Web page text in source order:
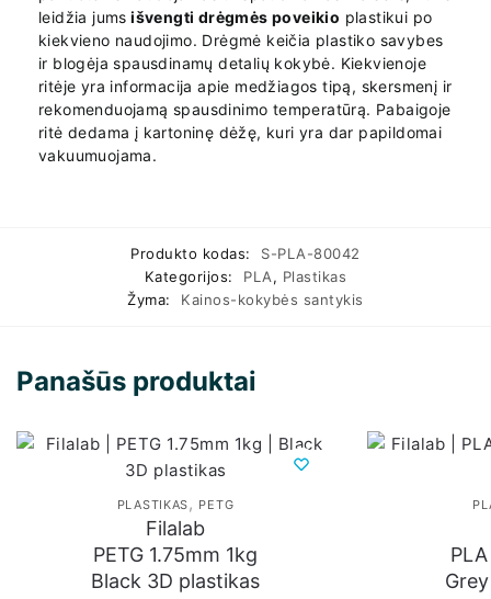
leidžia jums išvengti drėgmės poveikio plastikui po
kiekvieno naudojimo. Drėgmė keičia plastiko savybes
ir blogėja spausdinamų detalių kokybė. Kiekvienoje
ritėje yra informacija apie medžiagos tipą, skersmenį ir
rekomenduojamą spausdinimo temperatūrą. Pabaigoje
ritė dedama į kartoninę dėžę, kuri yra dar papildomai
vakuumuojama.
Produkto kodas:
S-PLA-80042
Kategorijos:
PLA, Plastikas
Žyma:
Kainos-kokybės santykis
Panašūs produktai
PLASTIKAS, PETG
Filalab
PETG 1.75mm 1kg
Black 3D plastikas